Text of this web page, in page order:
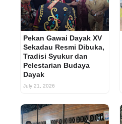
Pekan Gawai Dayak XV
Sekadau Resmi Dibuka,
Tradisi Syukur dan
Pelestarian Budaya
Dayak
July 21, 2026